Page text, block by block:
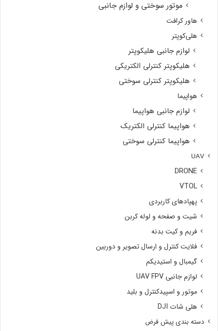
موتور سوختی و لوازم جانبی
هاور کرافت
هلی‌کوپتر
لوازم جانبی هلیکوپتر
هلیکوپتر کنترلی الکتریکی
هلیکوپتر کنترلی سوختی
هواپیما
لوازم جانبی هواپیما
هواپیما کنترلی الکتریک
هواپیما کنترلی سوختی
UAV
DRONE
VTOL
پهپادهای کاربردی
شیت و صفحه و لوله کربن
فریم و کیت بدنه
فلایت کنترل و ارسال تصویر و دوربین
گیمبال و استیدیکم
لوازم جانبی UAV FPV
موتور و اسپیدکنترل و بلید
هلی شات DJI
دسته بندی پیش فرض